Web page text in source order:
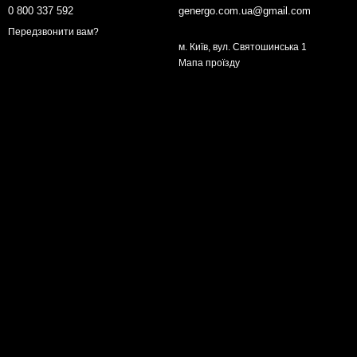
0 800 337 592
Передзвонити вам?
genergo.com.ua@gmail.com
м. Київ, вул. Святошинська 1
Мапа проїзду